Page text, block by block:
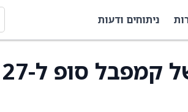
ניתוחים ודעות
ברנשטיין הוריד את מחיר היעד של קמפבל סופ ל-27